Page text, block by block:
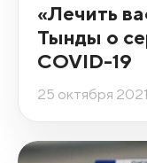
«Лечить
Тынды о
COVID-19
25 октября